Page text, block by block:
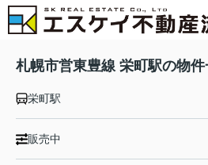
札幌市営東豊線 栄町駅の物件
栄町駅
販売中